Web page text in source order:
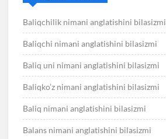
Baliqchilik nimani anglatishini bilasizmi
Baliqchi nimani anglatishini bilasizmi
Baliq uni nimani anglatishini bilasizmi
Baliqko’z nimani anglatishini bilasizmi
Baliq nimani anglatishini bilasizmi
Balans nimani anglatishini bilasizmi